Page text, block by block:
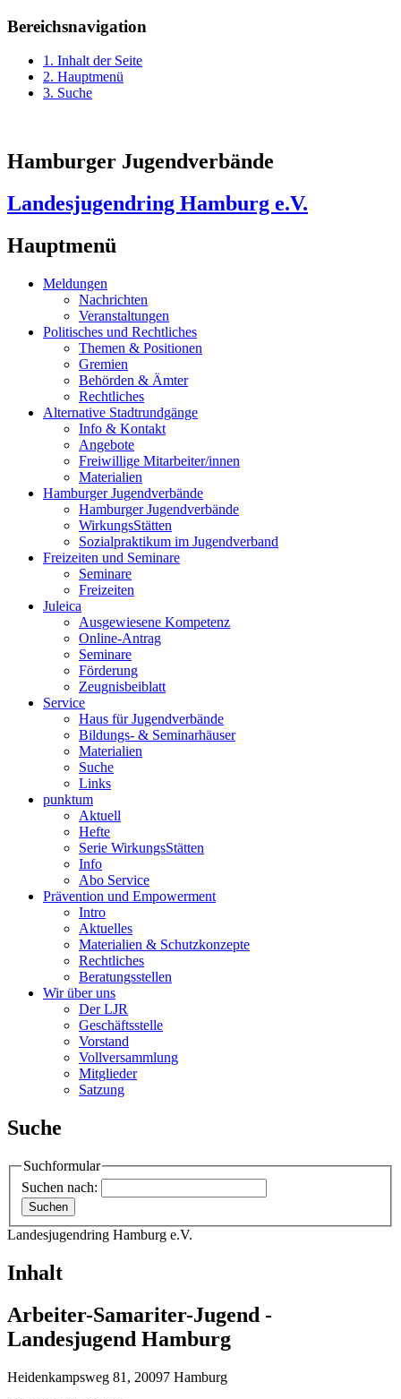
Bereichsnavigation
1. Inhalt der Seite
2. Hauptmenü
3. Suche
Hamburger Jugendverbände
Landesjugendring Hamburg e.V.
Hauptmenü
Meldungen
Nachrichten
Veranstaltungen
Politisches und Rechtliches
Themen & Positionen
Gremien
Behörden & Ämter
Rechtliches
Alternative Stadtrundgänge
Info & Kontakt
Angebote
Freiwillige Mitarbeiter/innen
Materialien
Hamburger Jugendverbände
Hamburger Jugendverbände
WirkungsStätten
Sozialpraktikum im Jugendverband
Freizeiten und Seminare
Seminare
Freizeiten
Juleica
Ausgewiesene Kompetenz
Online-Antrag
Seminare
Förderung
Zeugnisbeiblatt
Service
Haus für Jugendverbände
Bildungs- & Seminarhäuser
Materialien
Suche
Links
punktum
Aktuell
Hefte
Serie WirkungsStätten
Info
Abo Service
Prävention und Empowerment
Intro
Aktuelles
Materialien & Schutzkonzepte
Rechtliches
Beratungsstellen
Wir über uns
Der LJR
Geschäftsstelle
Vorstand
Vollversammlung
Mitglieder
Satzung
Suche
Suchformular
Suchen nach:
Landesjugendring Hamburg e.V.
Inhalt
Arbeiter-Samariter-Jugend -
Landesjugend Hamburg
Heidenkampsweg 81, 20097 Hamburg